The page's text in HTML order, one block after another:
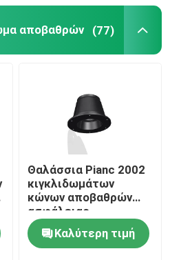
αποβαθρών (77)
Θαλάσσια Pianc 2002
κιγκλιδωμάτων
κώνων αποβαθρών
ασφάλειας
λαστιχένια
υπερβολικά ωμέγα
πρότυπα
Καλύτερη τιμή